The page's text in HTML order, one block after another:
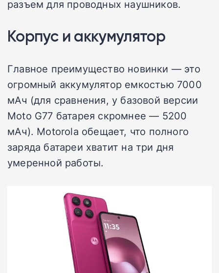
разъем для проводных наушников.
Корпус и аккумулятор
Главное преимущество новинки — это
огромный аккумулятор емкостью 7000
мАч (для сравнения, у базовой версии
Moto G77 батарея скромнее — 5200
мАч). Motorola обещает, что полного
заряда батареи хватит на три дня
умеренной работы.